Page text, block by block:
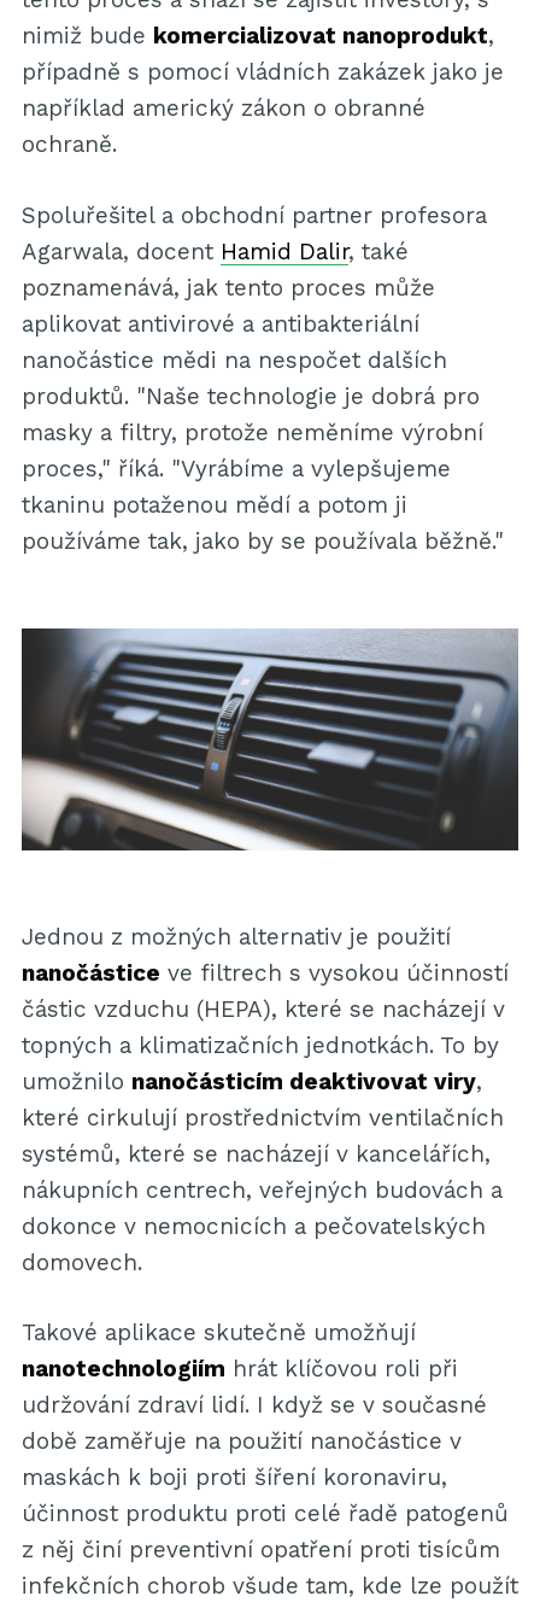
nimiž bude komercializovat nanoprodukt,
případně s pomocí vládních zakázek jako je
například americký zákon o obranné
ochraně.
Spoluřešitel a obchodní partner profesora
Agarwala, docent Hamid Dalir, také
poznamenává, jak tento proces může
aplikovat antivirové a antibakteriální
nanočástice mědi na nespočet dalších
produktů. "Naše technologie je dobrá pro
masky a filtry, protože neměníme výrobní
proces," říká. "Vyrábíme a vylepšujeme
tkaninu potaženou mědí a potom ji
používáme tak, jako by se používala běžně."
Jednou z možných alternativ je použití
nanočástice ve filtrech s vysokou účinností
částic vzduchu (HEPA), které se nacházejí v
topných a klimatizačních jednotkách. To by
umožnilo nanočásticím deaktivovat viry,
které cirkulují prostřednictvím ventilačních
systémů, které se nacházejí v kancelářích,
nákupních centrech, veřejných budovách a
dokonce v nemocnicích a pečovatelských
domovech.
Takové aplikace skutečně umožňují
nanotechnologiím hrát klíčovou roli při
udržování zdraví lidí. I když se v současné
době zaměřuje na použití nanočástice v
maskách k boji proti šíření koronaviru,
účinnost produktu proti celé řadě patogenů
z něj činí preventivní opatření proti tisícům
infekčních chorob všude tam, kde lze použít